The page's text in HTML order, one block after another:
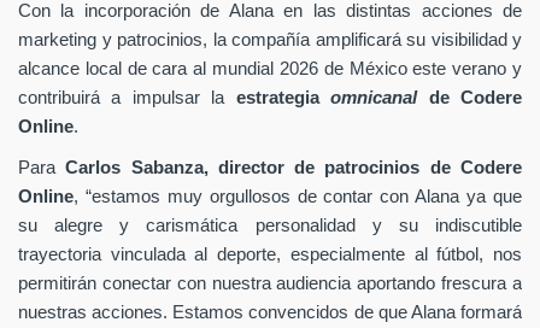
Con la incorporación de Alana en las distintas acciones de
marketing y patrocinios, la compañía amplificará su visibilidad y
alcance local de cara al mundial 2026 de México este verano y
contribuirá a impulsar la estrategiaomnicanal de Codere
Online.
ParaCarlos Sabanza, director de patrocinios de Codere
Online, “estamos muy orgullosos de contar con Alana ya que
su alegre y carismática personalidad y su indiscutible
trayectoria vinculada al deporte, especialmente al fútbol, nos
permitirán conectar con nuestra audiencia aportando frescura a
nuestras acciones. Estamos convencidos de que Alana formará